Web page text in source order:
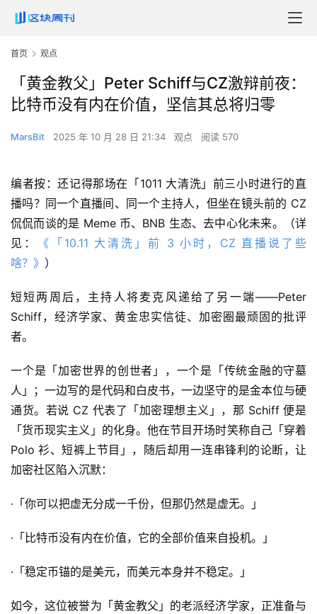
首页 观点
「黄金教父」Peter Schiff与CZ激辩前夜：
比特币没有内在价值，坚信其总将归零
MarsBit 2025 年 10 月 28 日 21:34 观点 阅读 570
编者按：还记得那场在「1011 大清洗」前三小时进行的直
播吗？同一个直播间、同一个主持人，但坐在镜头前的 CZ
侃侃而谈的是 Meme 币、BNB 生态、去中心化未来。（详
见：
《「10.11 大清洗」前 3 小时，CZ 直播说了些
啥？》 ）
短短两周后，主持人将麦克风递给了另一端——Peter
Schiff，经济学家、黄金忠实信徒、加密圈最顽固的批评
者。
一个是「加密世界的创世者」，一个是「传统金融的守墓
人」；一边写的是代码和白皮书，一边坚守的是金本位与硬
通货。若说 CZ 代表了「加密理想主义」，那 Schiff 便是
「货币现实主义」的化身。他在节目开场时笑称自己「穿着
Polo 衫、短裤上节目」，随后却用一连串锋利的论断，让
加密社区陷入沉默：
·「你可以把虚无分成一千份，但那仍然是虚无。」
·「比特币没有内在价值，它的全部价值来自投机。」
·「稳定币锚的是美元，而美元本身并不稳定。」
如今，这位被誉为「黄金教父」的老派经济学家，正准备与